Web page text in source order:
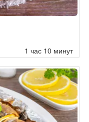
1 час 10 минут